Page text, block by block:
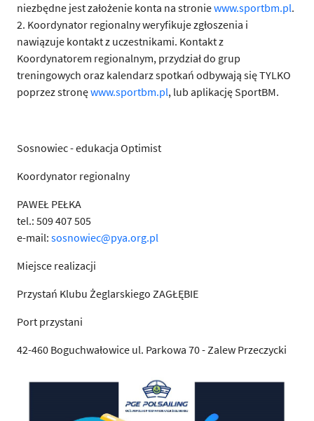
niezbędne jest założenie konta na stroniewww.sportbm.pl.
2. Koordynator regionalny weryfikuje zgłoszenia i
nawiązuje kontakt z uczestnikami. Kontakt z
Koordynatorem regionalnym, przydział do grup
treningowych oraz kalendarz spotkań odbywają się TYLKO
poprzez stronęwww.sportbm.pl, lub aplikację SportBM.
Sosnowiec - edukacja Optimist
Koordynator regionalny
PAWEŁ PEŁKA
tel.: 509 407 505
e-mail: sosnowiec@pya.org.pl
Miejsce realizacji
Przystań Klubu Żeglarskiego ZAGŁĘBIE
Port przystani
42-460 Boguchwałowice ul. Parkowa 70 - Zalew Przeczycki